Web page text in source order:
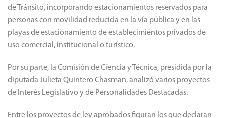
de Tránsito, incorporando estacionamientos reservados para
personas con movilidad reducida en la vía pública y en las
playas de estacionamiento de establecimientos privados de
uso comercial, institucional o turístico.
Por su parte, la Comisión de Ciencia y Técnica, presidida por la
diputada Julieta Quintero Chasman, analizó varios proyectos
de Interés Legislativo y de Personalidades Destacadas.
Entre los proyectos de ley aprobados figuran los que declaran